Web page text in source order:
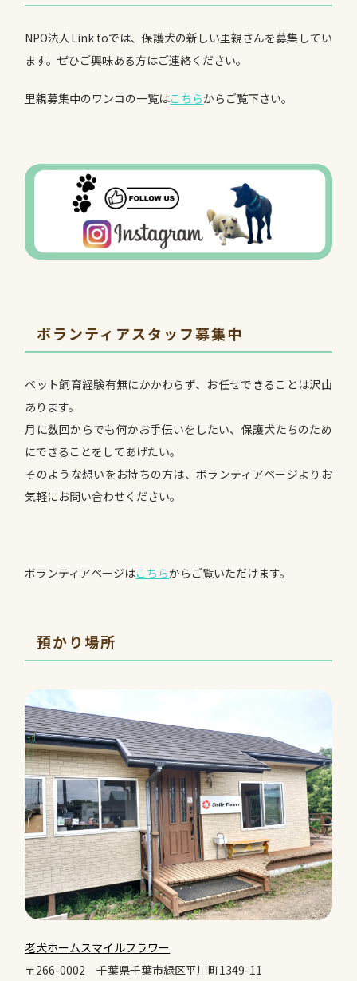
NPO法人Link toでは、保護犬の新しい里親さんを募集してい
ます。ぜひご興味ある方はご連絡ください。
里親募集中のワンコの一覧はこちらからご覧下さい。
ボランティアスタッフ募集中
ペット飼育経験有無にかかわらず、お任せできることは沢山
あります。
月に数回からでも何かお手伝いをしたい、保護犬たちのため
にできることをしてあげたい。
そのような想いをお持ちの方は、ボランティアページよりお
気軽にお問い合わせください。
ボランティアページはこちらからご覧いただけます。
預かり場所
老犬ホームスマイルフラワー
〒266-0002千葉県千葉市緑区平川町1349-11